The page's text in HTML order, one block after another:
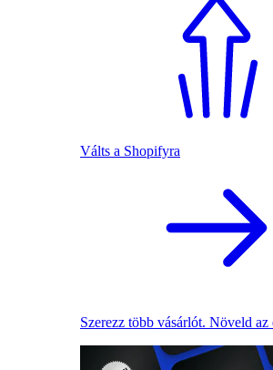
Válts a Shopifyra
Szerezz több vásárlót. Növeld az